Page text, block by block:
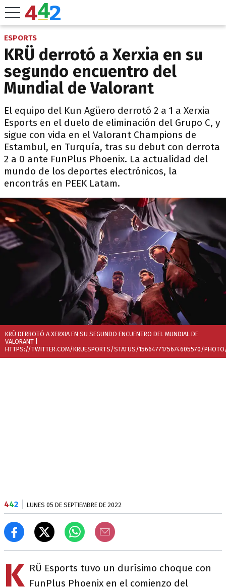
ESPORTS
KRÜ derrotó a Xerxia en su
segundo encuentro del
Mundial de Valorant
El equipo del Kun Agüero derrotó 2 a 1 a Xerxia
Esports en el duelo de eliminación del Grupo C, y
sigue con vida en el Valorant Champions de
Estambul, en Turquía, tras su debut con derrota
2 a 0 ante FunPlus Phoenix. La actualidad del
mundo de los deportes electrónicos, la
encontrás en PEEK Latam.
KRÜ DERROTÓ A XERXIA EN SU SEGUNDO ENCUENTRO DEL MUNDIAL DE
VALORANT
HTTPS://TWITTER.COM/KRUESPORTS/STATUS/1566477175674605570/
442 LUNES 05 DE SEPTIEMBRE DE 2022
K RÜ Esports tuvo un durísimo choque con
FunPlus Phoenix en el comienzo del